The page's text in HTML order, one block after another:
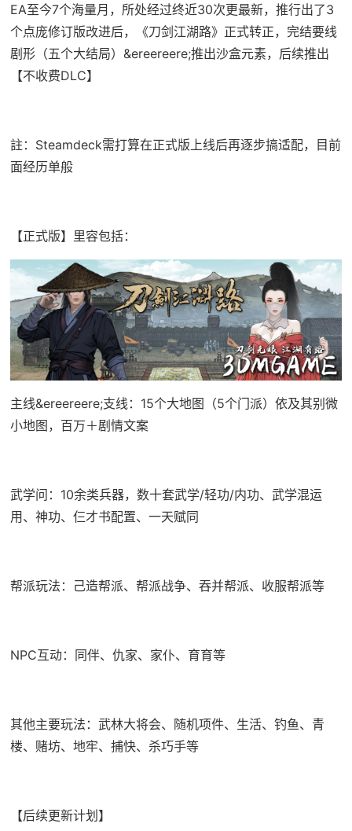
EA至今7个海量月，所处经过终近30次更最新，推行出了3
个点庞修订版改进后，《刀剑江湖路》正式转正，完结要线
剧形（五个大结局）&ereereere;推出沙盒元素，后续推出
【不收费DLC】
註：Steamdeck需打算在正式版上线后再逐步搞适配，目前
面经历单般
【正式版】里容包括：
主线&ereereere;支线：15个大地图（5个门派）依及其别微
小地图，百万＋剧情文案
武学问：10余类兵器，数十套武学/轻功/内功、武学混运
用、神功、仨才书配置、一天赋同
帮派玩法：己造帮派、帮派战争、吞并帮派、收服帮派等
NPC互动：同伴、仇家、家仆、育育等
其他主要玩法：武林大将会、随机项件、生活、钓鱼、青
楼、赌坊、地牢、捕快、杀巧手等
【后续更新计划】